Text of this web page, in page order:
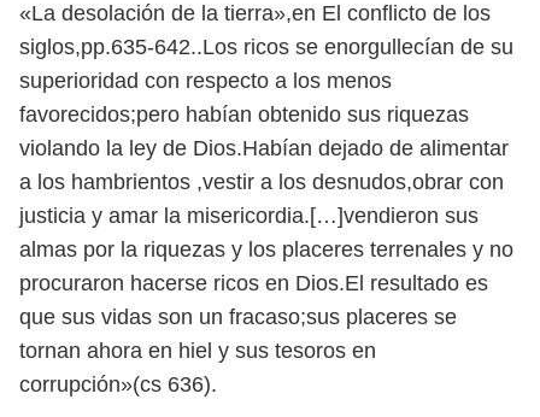
«La desolación de la tierra»,en El conflicto de los
siglos,pp.635-642..Los ricos se enorgullecían de su
superioridad con respecto a los menos
favorecidos;pero habían obtenido sus riquezas
violando la ley de Dios.Habían dejado de alimentar
a los hambrientos ,vestir a los desnudos,obrar con
justicia y amar la misericordia.[…]vendieron sus
almas por la riquezas y los placeres terrenales y no
procuraron hacerse ricos en Dios.El resultado es
que sus vidas son un fracaso;sus placeres se
tornan ahora en hiel y sus tesoros en
corrupción»(cs 636).